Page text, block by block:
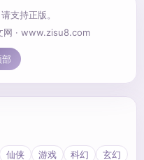
支持正版。
· www.zisu8.com
仙侠 游戏 科幻 玄幻